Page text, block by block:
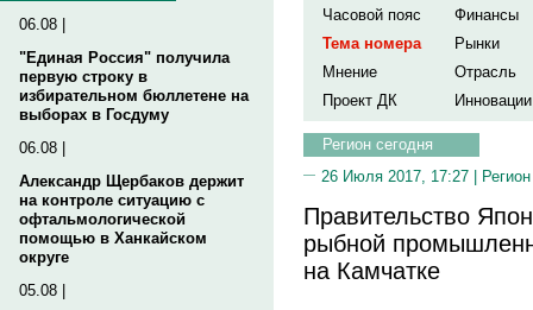
06.08 |
"Единая Россия" получила
первую строку в
избирательном бюллетене на
выборах в Госдуму
06.08 |
Александр Щербаков держит
на контроле ситуацию с
офтальмологической
помощью в Ханкайском
округе
05.08 |
Часовой пояс
Финансы
Тема номера
Рынки
Мнение
Отрасль
Проект ДК
Инновации
Регион сегодня
26 Июля 2017, 17:27 |
Правительство
рыбной
на Камчатке